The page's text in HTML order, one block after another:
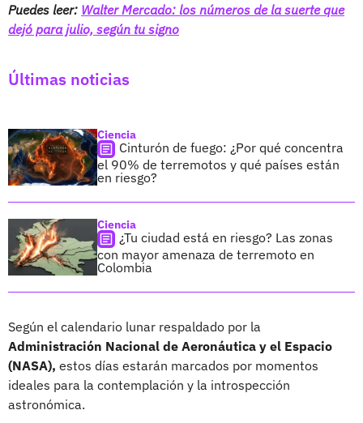
Puedes leer: Walter Mercado: los números de la suerte que
dejó para julio, según tu signo
Últimas noticias
Ciencia
Cinturón de fuego: ¿Por qué concentra
el 90% de terremotos y qué países están
en riesgo?
Ciencia
¿Tu ciudad está en riesgo? Las zonas
con mayor amenaza de terremoto en
Colombia
Según el calendario lunar respaldado por la
Administración Nacional de Aeronáutica y el Espacio
(NASA), estos días estarán marcados por momentos
ideales para la contemplación y la introspección
astronómica.